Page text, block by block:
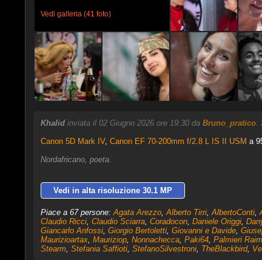
Vedi galleria (41 foto)
Khalid inviata il 02 Giugno 2026 ore 19:30 da Bruno_pratico.
Canon 5D Mark IV, Canon EF 70-200mm f/2.8 L IS II USM a
Nordafricano, poeta.
Vedi in alta risoluzione 30.1 MP
Piace a 67 persone:Agata Arezzo,Alberto Tirri,AlbertoConti,
Claudio Ricci, Claudio Sciarra, Coradocon, Daniele Origgi,
Giancarlo Anfossi, Giorgio Bertoletti, Giovanni e Davide,
Maurizioartax, Mauriziop, Nonnachecca, Paki64, Palmieri
Stearm, Stefania Saffioti, StefanoSilvestroni, TheBlackbird,